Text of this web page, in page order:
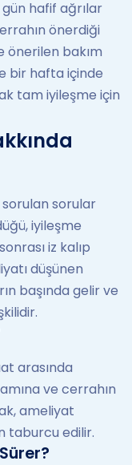
hafif ağrılar
önerdiği
önerilen bakım
bir hafta içinde
tam iyileşme için
sorulan sorular
iyileşme
iz kalıp
düşünen
başında gelir ve
arasında
ve cerrahın
ameliyat
taburcu edilir.